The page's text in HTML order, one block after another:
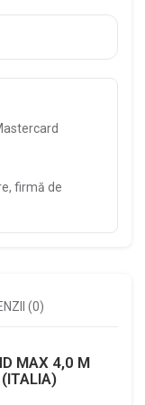
firmă de
(0)
MAX 4,0 M
(ITALIA)